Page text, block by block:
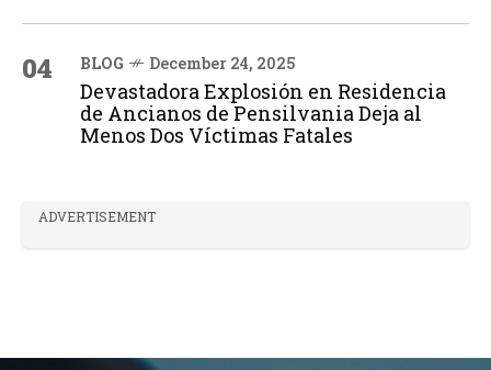
04 BLOG December 24, 2025
Devastadora Explosión en Residencia
de Ancianos de Pensilvania Deja al
Menos Dos Víctimas Fatales
ADVERTISEMENT